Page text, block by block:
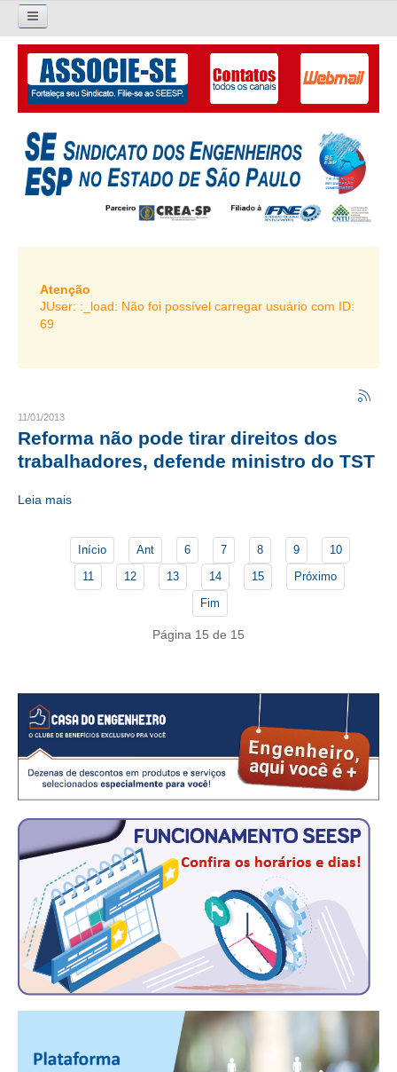
Pesquisar...
O SINDICATO
APRESENTAÇÃO
PALAVRA DO PRESIDENTE
DIRETORIA
LIVRO GESTÃO 2026-2029
SUBSEDES SINDICAIS
CRESCE BRASIL
CONSELHO TECNOLÓGICO
HISTÓRICO E ATUAÇÃO
COMPOSIÇÃO
CONSELHOS ASSESSORES
PERSONALIDADES DA TECNOLOGIA
JURÍDICO
CONSULTORIA
ACORDOS, CONVENÇÕES E DISSÍDIOS
CONTRIBUIÇÕES
CONTRIBUIÇÃO ASSISTENCIAL
CONTRIBUIÇÃO ASSOCIATIVA OU ANUIDADE DE SÓCIO
CONTRIBUIÇÃO SINDICAL URBANA
REVISÃO DE APOSENTADORIA
FGTS EXPURGOS
Atenção
JUser: :_load: Não foi possível carregar usuário com ID:
69
11/01/2013
Reforma não pode tirar direitos dos
trabalhadores, defende ministro do TST
Leia mais
Início Ant 6 7 8 9
10
11
12 13 14 15
Próximo
Fim
Página 15 de 15